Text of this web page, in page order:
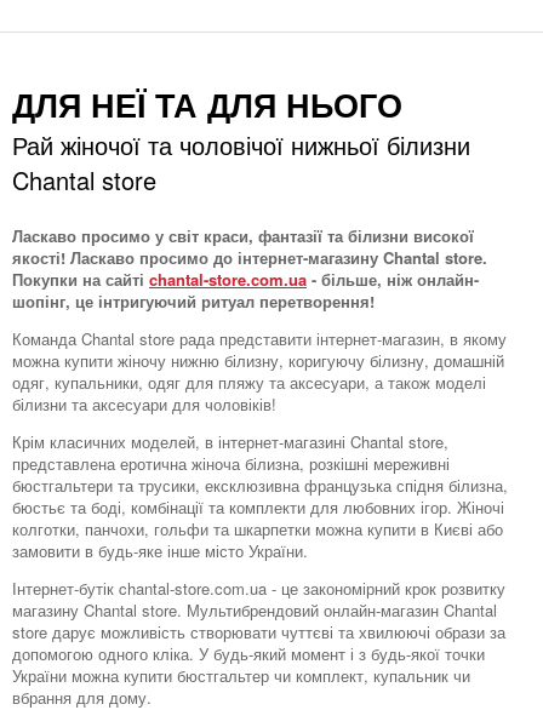
ДЛЯ НЕЇ ТА ДЛЯ НЬОГО
Рай жіночої та чоловічої нижньої білизни
Chantal store
Ласкаво просимо у світ краси, фантазії та білизни високої
якості! Ласкаво просимо до інтернет-магазину Chantal store.
Покупки на сайті chantal-store.com.ua - більше, ніж онлайн-
шопінг, це інтригуючий ритуал перетворення!
Команда Chantal store рада представити інтернет-магазин, в якому
можна купити жіночу нижню білизну, коригуючу білизну, домашній
одяг, купальники, одяг для пляжу та аксесуари, а також моделі
білизни та аксесуари для чоловіків!
Крім класичних моделей, в інтернет-магазині Chantal store,
представлена ​​еротична жіноча білизна, розкішні мереживні
бюстгальтери та трусики, ексклюзивна французька спідня білизна,
бюстьє та боді, комбінації та комплекти для любовних ігор. Жіночі
колготки, панчохи, гольфи та шкарпетки можна купити в Києві або
замовити в будь-яке інше місто України.
Інтернет-бутік chantal-store.com.ua - це закономірний крок розвитку
магазину Chantal store. Мультибрендовий онлайн-магазин Chantal
store дарує можливість створювати чуттєві та хвилюючі образи за
допомогою одного кліка. У будь-який момент і з будь-якої точки
України можна купити бюстгальтер чи комплект, купальник чи
вбрання для дому.